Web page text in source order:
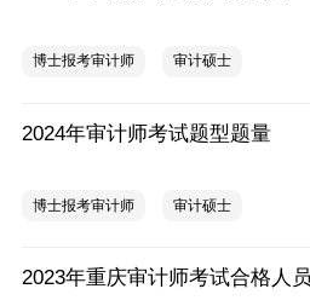
博士报考审计师 审计硕士
2024年审计师考试题型题量
博士报考审计师 审计硕士
2023年重庆审计师考试合格人